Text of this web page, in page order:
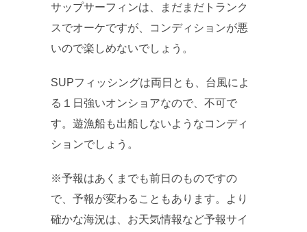
サップサーフィンは、まだまだトランク
スでオーケですが、コンディションが悪
いので楽しめないでしょう。
SUPフィッシングは両日とも、台風によ
る１日強いオンショアなので、不可で
す。遊漁船も出船しないようなコンディ
ションでしょう。
※予報はあくまでも前日のものですの
で、予報が変わることもあります。より
確かな海況は、お天気情報など予報サイ